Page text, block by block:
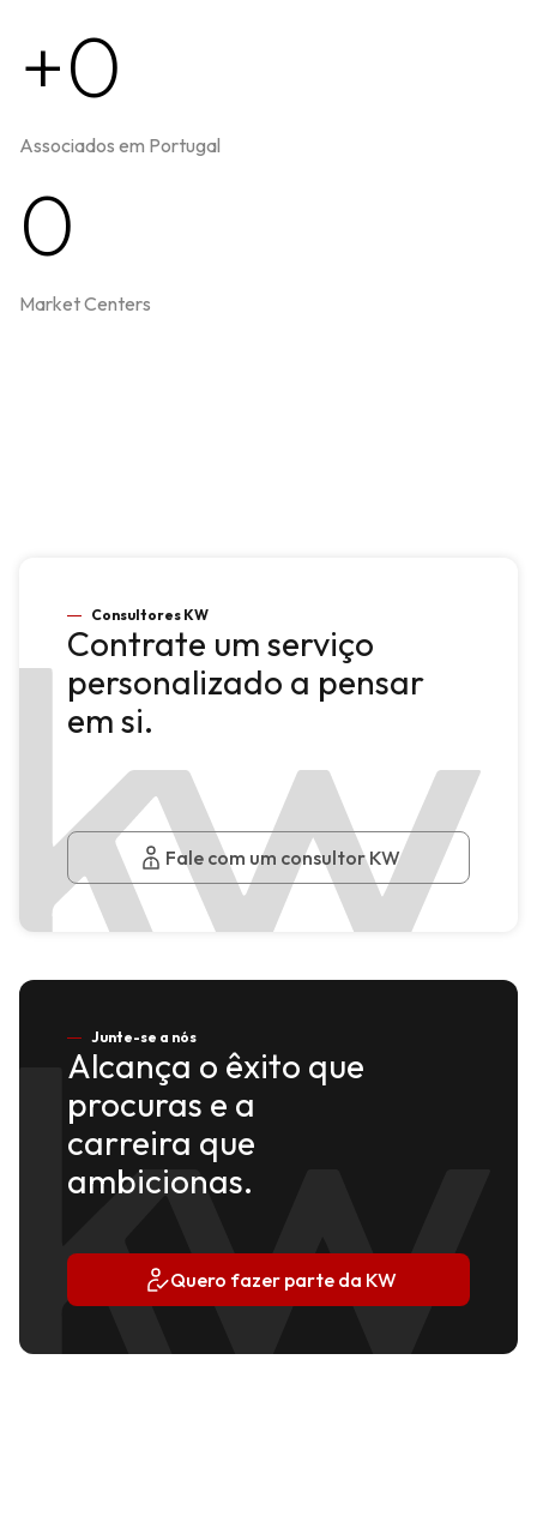
+0
Associados em Portugal
0
Market Centers
Consultores KW
Contrate um serviço
personalizado a pensar
em si.
Fale com um consultor KW
Junte-se a nós
Alcança o êxito que
procuras e a
carreira que
ambicionas.
Quero fazer parte da KW